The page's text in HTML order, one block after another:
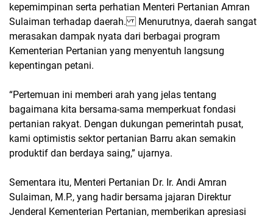
kepemimpinan serta perhatian Menteri Pertanian Amran
Sulaiman terhadap daerah. Menurutnya, daerah sangat
merasakan dampak nyata dari berbagai program
Kementerian Pertanian yang menyentuh langsung
kepentingan petani.
“Pertemuan ini memberi arah yang jelas tentang
bagaimana kita bersama-sama memperkuat fondasi
pertanian rakyat. Dengan dukungan pemerintah pusat,
kami optimistis sektor pertanian Barru akan semakin
produktif dan berdaya saing,” ujarnya.
Sementara itu, Menteri Pertanian Dr. Ir. Andi Amran
Sulaiman, M.P., yang hadir bersama jajaran Direktur
Jenderal Kementerian Pertanian, memberikan apresiasi